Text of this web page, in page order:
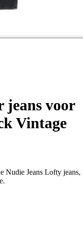
jeans voor
Vintage
Nudie Jeans Lofty jeans,